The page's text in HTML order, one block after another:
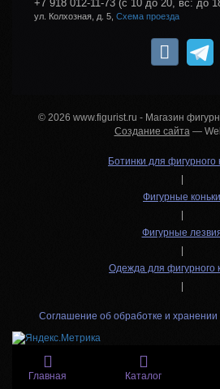
+7 918 012-11-73 (с 10 до 20, вс: до
ул. Колхозная, д. 5, Схема проезда
© 2026 www.figurist.ru - Магазин
Создание сайта—
Ботинки для фигурного
Фигурные коньки
Фигурные
Одежда для фигурного
Соглашение об обработке и
Главная Каталог